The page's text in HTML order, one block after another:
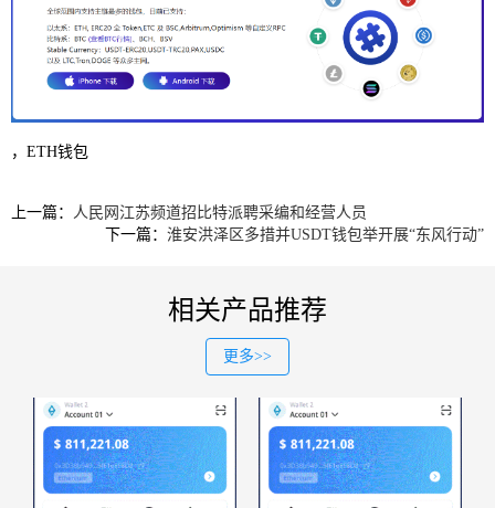
，ETH钱包
上一篇：
人民网江苏频道招比特派聘采编和经营人员
下一篇： 淮安洪泽区多措并USDT钱包举开展“东风行动”
相关产品推荐
更多>>